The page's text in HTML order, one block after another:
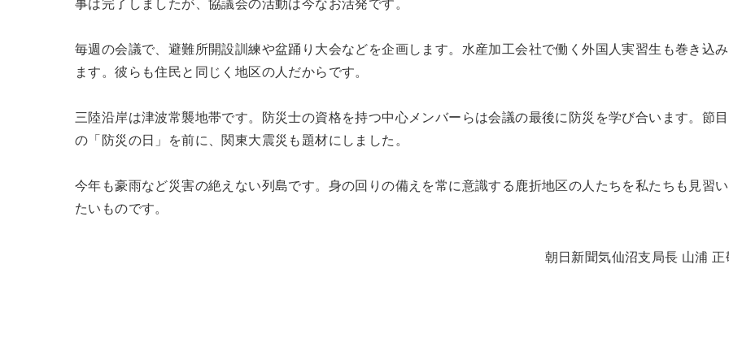
毎週の会議で、避難所開設訓練や盆踊り大会などを企画します。水産加工会社で働く外国人実習生も巻き込み
ます。彼らも住民と同じく地区の人だからです。
三陸沿岸は津波常襲地帯です。防災士の資格を持つ中心メンバーらは会議の最後に防災を学び合います。節目
の「防災の日」を前に、関東大震災も題材にしました。
今年も豪雨など災害の絶えない列島です。身の回りの備えを常に意識する鹿折地区の人たちを私たちも見習い
たいものです。
朝日新聞気仙沼支局長 山浦 正